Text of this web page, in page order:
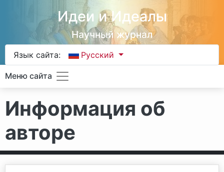
Идеи и Идеалы
Научный журнал
Язык сайта: Русский
Меню сайта
Информация об
авторе